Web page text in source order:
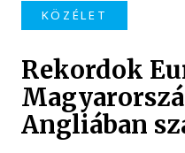
KÖZÉLET
Rekordok
Angliában